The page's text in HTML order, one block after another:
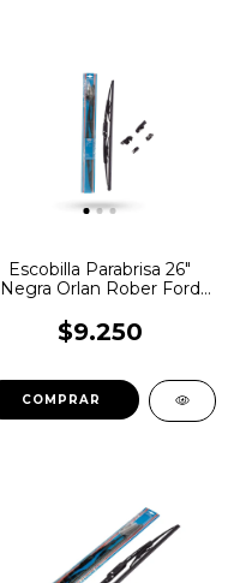
Escobilla Parabrisa 26"
Negra Orlan Rober Ford
$9.250